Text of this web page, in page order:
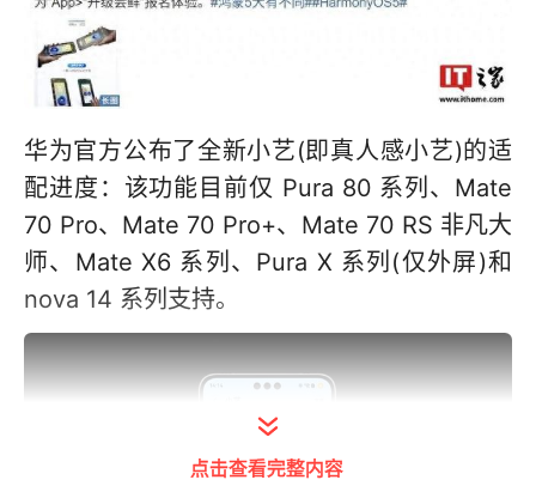
华为官方公布了全新小艺(即真人感小艺)的适
配进度：该功能目前仅 Pura 80 系列、Mate
70 Pro、Mate 70 Pro+、Mate 70 RS 非凡大
师、Mate X6 系列、Pura X 系列(仅外屏)和
nova 14 系列支持。
点击查看完整内容